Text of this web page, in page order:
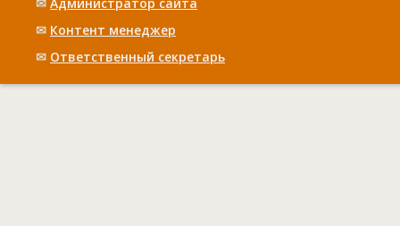
✉ Контент менеджер
✉ Ответственный cекретарь